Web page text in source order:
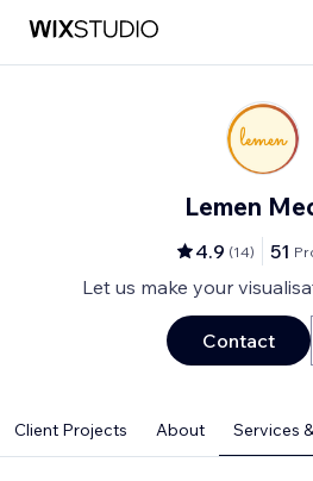
Lemen
4.9 (14) 51
Let us make your
Contact
Client Projects About Services